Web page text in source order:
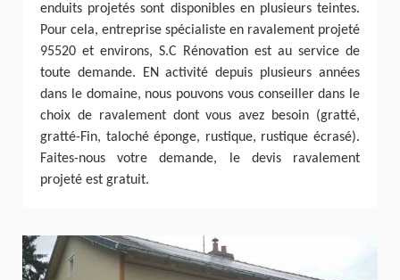
enduits projetés sont disponibles en plusieurs teintes.
Pour cela, entreprise spécialiste en ravalement projeté
95520 et environs, S.C Rénovation est au service de
toute demande. EN activité depuis plusieurs années
dans le domaine, nous pouvons vous conseiller dans le
choix de ravalement dont vous avez besoin (gratté,
gratté-Fin, taloché éponge, rustique, rustique écrasé).
Faites-nous votre demande, le devis ravalement
projeté est gratuit.